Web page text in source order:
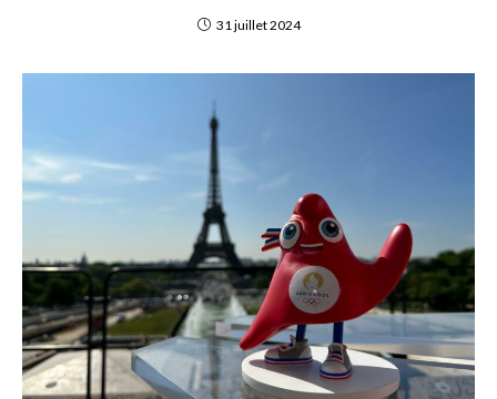
31 juillet 2024